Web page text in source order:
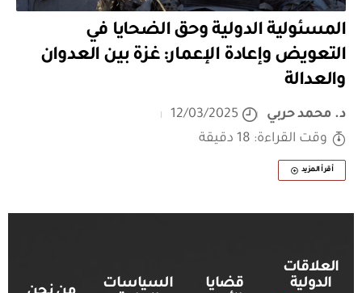
المسئولية الدولية وحق الضحايا في
التعويض وإعادة الإعمار: غزة بين العدوان
والعدالة
د. محمد حربي
12/03/2025
وقت القراءة: 18 دقيقة
أقرأ المزيد
العلاقات
الدولية
قضايا
السياسات